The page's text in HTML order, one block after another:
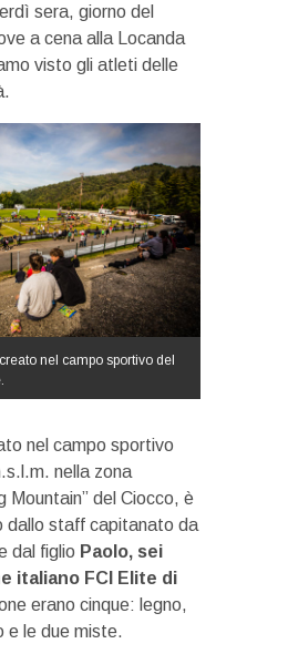
sera, giorno del
a cena alla Locanda
visto gli atleti delle
nel campo sportivo del
nel campo sportivo
nella zona
Mountain” del Ciocco, è
dallo staff capitanato da
dal figlio Paolo, sei
italiano FCI Elite di
erano cinque: legno,
e le due miste.